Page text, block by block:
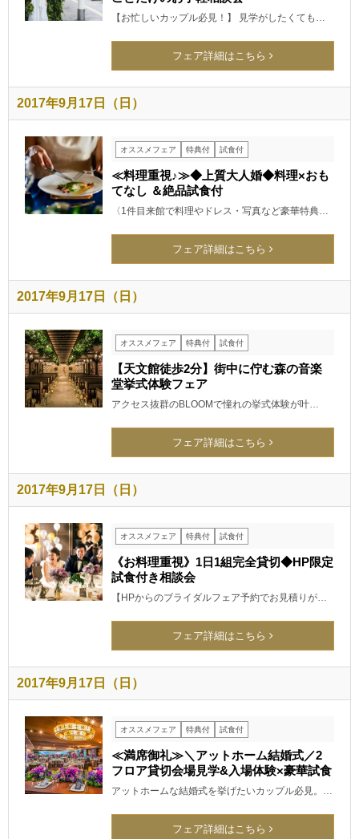
【お忙しいカップル必見！】 見学がしたくても…
フェア詳細はこちら
2017年9月17日（日）
オススメフェア 特典付 試食付
≪料理重視♪≫◆上質大人婚◆料理×おも
てなし ＆絶品試食付
〈1件目来館で料理やドレス・写真など豪華特典…
フェア詳細はこちら
2017年9月17日（日）
オススメフェア 特典付 試食付
【天文館徒歩2分】街中に佇む森の音楽
堂挙式体験フェア
アクセス抜群のBLOOMで憧れの挙式体験が叶…
フェア詳細はこちら
2017年9月17日（日）
オススメフェア 特典付 試食付
《お料理重視》1日1組完全貸切◆HP限定
試食付き相談会
【HPからのブライダルフェア予約でお見積りが…
フェア詳細はこちら
2017年9月17日（日）
オススメフェア 特典付 試食付
≪満席御礼≫＼アットホーム結婚式／2
フロア貸切会場見学&入場体験×豪華試食
アットホームな結婚式を挙げたいカップル必見。…
フェア詳細はこちら